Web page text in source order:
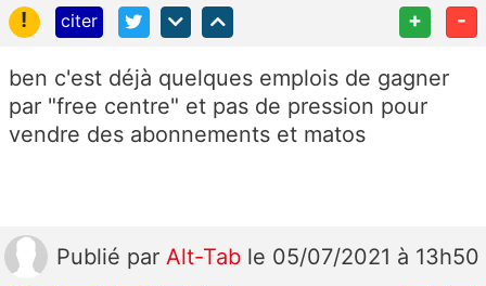
!
citer + -
ben c'est déjà quelques emplois de gagner
par "free centre" et pas de pression pour
vendre des abonnements et matos
Publié par Alt-Tab le 05/07/2021 à 13h50